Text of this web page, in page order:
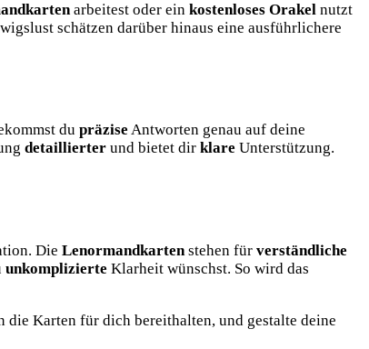
arbeitest oder ein kostenloses Orakel nutzt
schätzen darüber hinaus eine ausführlichere
du präzise Antworten genau auf deine
detaillierter und bietet dir klare Unterstützung.
Die Lenormandkarten stehen für verständliche
unkomplizierte Klarheit wünschst. So wird das
die Karten für dich bereithalten, und gestalte deine